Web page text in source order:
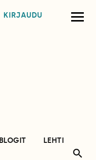
KIRJAUDU
BLOGIT
LEHTI